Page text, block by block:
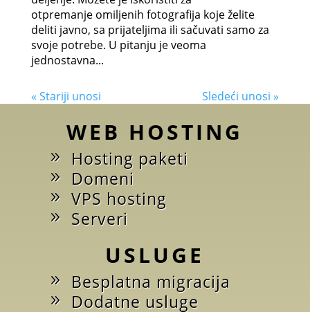
otpremanje omiljenih fotografija koje želite
deliti javno, sa prijateljima ili sačuvati samo za
svoje potrebe. U pitanju je veoma
jednostavna...
« Stariji unosi Sledeći unosi »
WEB HOSTING
Hosting paketi
Domeni
VPS hosting
Serveri
USLUGE
Besplatna migracija
Dodatne usluge